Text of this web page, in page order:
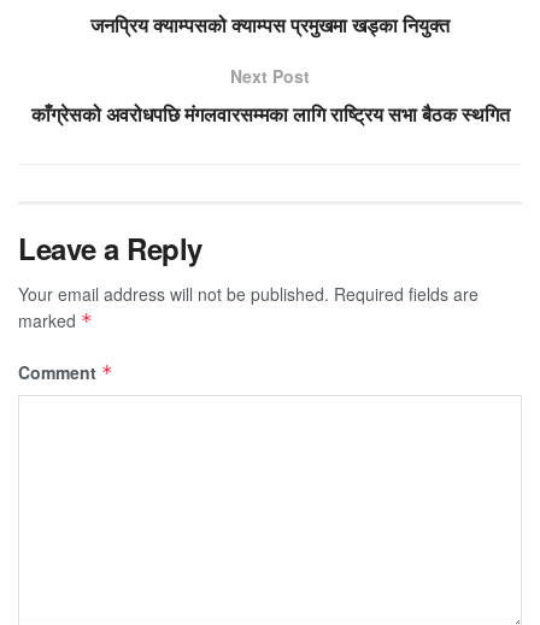
जनप्रिय क्याम्पसको क्याम्पस प्रमुखमा खड्का नियुक्त
Next Post
काँग्रेसको अवरोधपछि मंगलवारसम्मका लागि राष्ट्रिय सभा बैठक स्थगित
Leave a Reply
Your email address will not be published. Required fields are
marked *
Comment *